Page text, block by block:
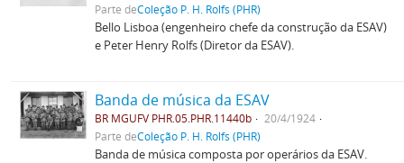
Parte deColeção P. H. Rolfs (PHR)
Bello Lisboa (engenheiro chefe da construção da ESAV)
e Peter Henry Rolfs (Diretor da ESAV).
Banda de música da ESAV
BR MGUFV PHR.05.PHR.11440b
20/4/1924
Parte deColeção P. H. Rolfs (PHR)
Banda de música composta por operários da ESAV.